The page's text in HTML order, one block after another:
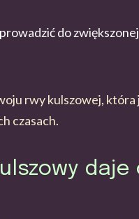
do
rwy kulszowej, która
czasach.